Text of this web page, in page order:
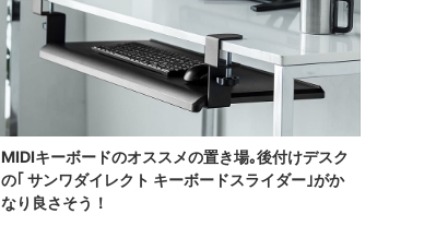
MIDIキーボードのオススメの置き場｡後付けデスク
の｢ サンワダイレクト キーボードスライダー｣がか
なり良さそう！